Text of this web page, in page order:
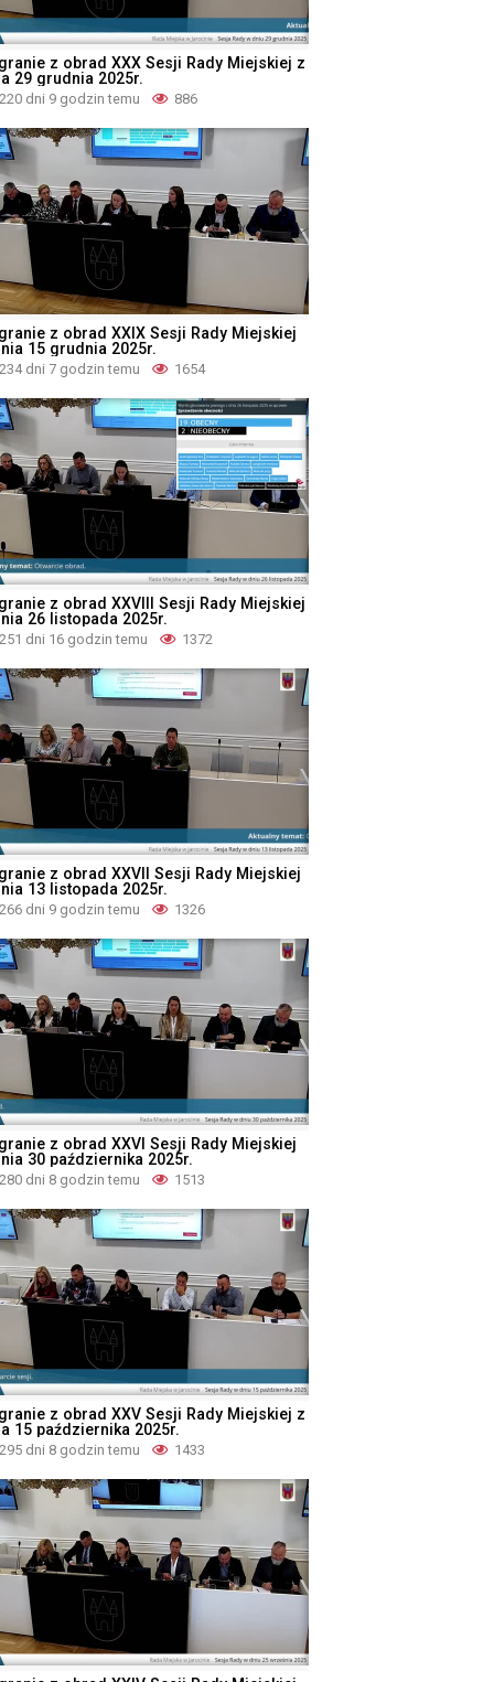
z obrad XXX Sesji Rady Miejskiej z
29 grudnia 2025r.
220 dni 9 godzin temu 886
z obrad XXIX Sesji Rady Miejskiej
15 grudnia 2025r.
234 dni 7 godzin temu 1654
z obrad XXVIII Sesji Rady Miejskiej
26 listopada 2025r.
251 dni 16 godzin temu 1372
z obrad XXVII Sesji Rady Miejskiej
13 listopada 2025r.
266 dni 9 godzin temu 1326
z obrad XXVI Sesji Rady Miejskiej
30 października 2025r.
280 dni 8 godzin temu 1513
z obrad XXV Sesji Rady Miejskiej z
15 października 2025r.
295 dni 8 godzin temu 1433